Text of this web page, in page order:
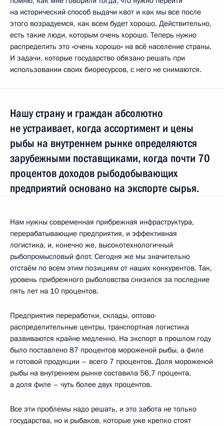
на исторический способ выдачи квот и как мы все после
этого возрадуемся, как всем будет хорошо. Действительно,
есть такие люди, которым очень хорошо. Теперь нужно
распределить это «очень хорошо» на всё население страны.
И задачи, которые государство обязано решать при
использовании своих биоресурсов, с него не снимаются.
Нашу страну и граждан абсолютно
не устраивает, когда ассортимент и цены
рыбы на внутреннем рынке определяются
зарубежными поставщиками, когда почти 70
процентов доходов рыбодобывающих
предприятий основано на экспорте сырья.
Нам нужны современная прибрежная инфраструктура,
перерабатывающие предприятия, и эффективная
логистика, и, конечно же, высокотехнологичный
рыбопромысловый флот. Сегодня же мы значительно
отстаём по всем этим позициям от наших конкурентов. Так,
уровень прибрежного рыболовства снизился за последние
пять лет на 10 процентов.
Предприятия переработки, склады, оптово-
распределительные центры, транспортная логистика
развиваются крайне медленно. На экспорт в прошлом году
было поставлено 87 процентов мороженой рыбы, а филе
и готовой продукции – всего 7 процентов. Доля мороженой
рыбы на внутреннем рынке составила 56,7 процента,
а доля филе – чуть более двух процентов.
Все эти проблемы надо решать, и это забота не только
государства, но и рыбаков, которые уже крепко стоят